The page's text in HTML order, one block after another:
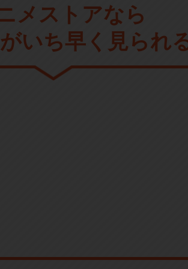
メストアなら
いち早く見られ